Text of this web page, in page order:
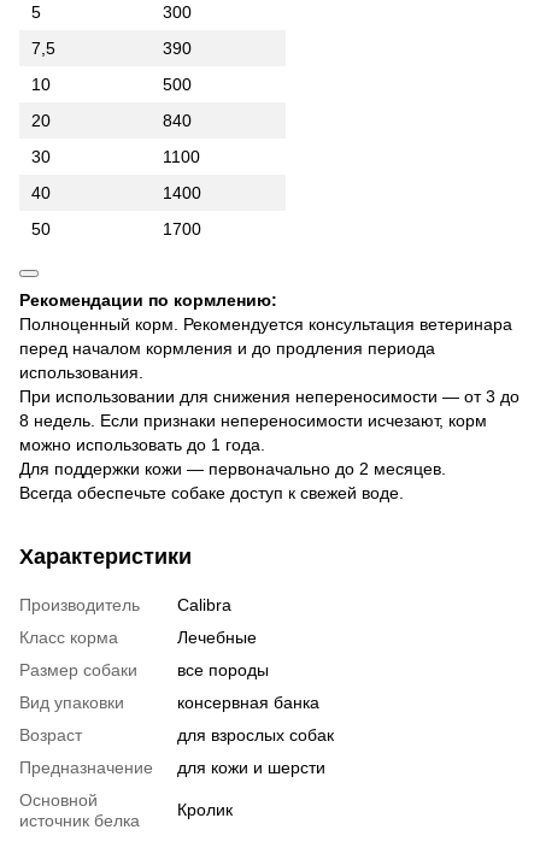
5
300
7,5
390
10
500
20
840
30
1100
40
1400
50
1700
Рекомендации по кормлению:
Полноценный корм. Рекомендуется консультация ветеринара
перед началом кормления и до продления периода
использования.
При использовании для снижения непереносимости — от 3 до
8 недель. Если признаки непереносимости исчезают, корм
можно использовать до 1 года.
Для поддержки кожи — первоначально до 2 месяцев.
Всегда обеспечьте собаке доступ к свежей воде.
Характеристики
Производитель
Calibra
Класс корма
Лечебные
Размер собаки
все породы
Вид упаковки
консервная банка
Возраст
для взрослых собак
Предназначение
для кожи и шерсти
Основной
источник белка
Кролик